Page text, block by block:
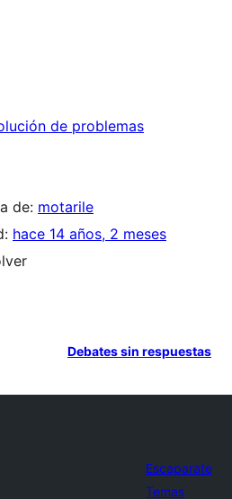
de problemas
de: motarile
hace 14 años, 2 meses
Debates sin respuestas
Escaparate
Temas